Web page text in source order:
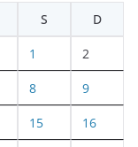
S D
1 2
8 9
15 16